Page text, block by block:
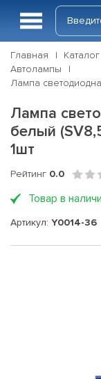
Главная Каталог
Автолампы
Лампа
Лампа
белый
1шт
Рейтинг 0.0
Товар в
Артикул: Y0014-36